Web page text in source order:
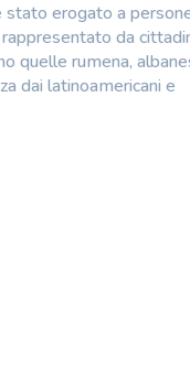
stato erogato a
da
quelle rumena,
dai latinoamericani e